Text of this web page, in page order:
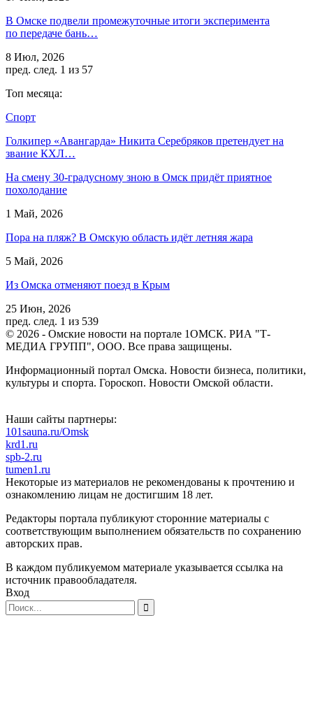
В Омске подвели промежуточные итоги эксперимента
по передаче бань…
8 Июл, 2026
пред. след. 1 из 57
Топ месяца:
Спорт
Голкипер «Авангарда» Никита Серебряков претендует на
звание КХЛ…
На смену 30-градусному зною в Омск придёт приятное
похолодание
1 Май, 2026
Пора на пляж? В Омскую область идёт летняя жара
5 Май, 2026
Из Омска отменяют поезд в Крым
25 Июн, 2026
пред. след. 1 из 539
© 2026 - Омские новости на портале 1ОМСК. РИА "Т-
МЕДИА ГРУПП", ООО. Все права защищены.
Информационный портал Омска. Новости бизнеса, политики,
культуры и спорта. Гороскоп. Новости Омской области.
Наши сайты партнеры:
101sauna.ru/Omsk
krd1.ru
spb-2.ru
tumen1.ru
Некоторые из материалов не рекомендованы к прочтению и
ознакомлению лицам не достигшим 18 лет.
Редакторы портала публикуют сторонние материалы с
соответствующим выполнением обязательств по сохранению
авторских прав.
В каждом публикуемом материале указывается ссылка на
источник правообладателя.
Вход